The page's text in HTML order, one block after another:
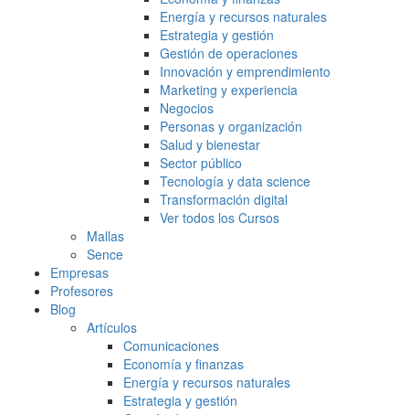
Energía y recursos naturales
Estrategia y gestión
Gestión de operaciones
Innovación y emprendimiento
Marketing y experiencia
Negocios
Personas y organización
Salud y bienestar
Sector público
Tecnología y data science
Transformación digital
Ver todos los Cursos
Mallas
Sence
Empresas
Profesores
Blog
Artículos
Comunicaciones
Economía y finanzas
Energía y recursos naturales
Estrategia y gestión